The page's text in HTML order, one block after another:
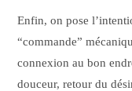
Enfin, on pose
“commande”
connexion au bon
douceur, retour du